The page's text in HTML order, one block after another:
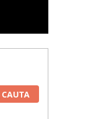
CAUTA